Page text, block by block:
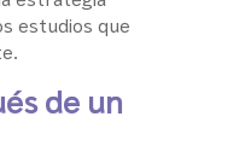
estudios que
de un